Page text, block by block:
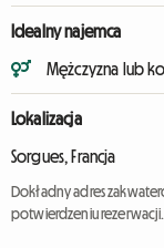
Idealny najemca
Mężczyzna lub
Lokalizacja
Sorgues, Francja
Dokładny adres
potwierdzeniu rezerwacji.